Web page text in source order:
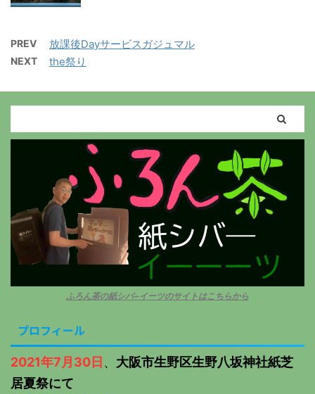
PREV 放課後Dayサービスガジュマル
NEXT the祭り
ふろん茶の紙シバ−イーツのサイトはこちらから
プロフィール
2021年7月30日 、 大阪市生野区生野八坂神社紙芝
居夏祭にて